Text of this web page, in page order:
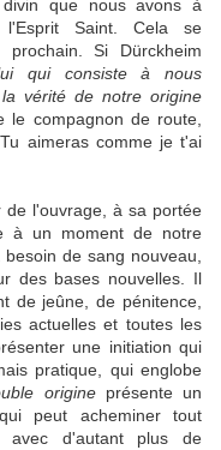
que nous avons à
l'Esprit Saint. Cela se
Si Dürckheim
qui consiste à nous
vérité de notre origine
le compagnon de route,
aimeras comme je t'ai
de l'ouvrage, à sa portée
à un moment de notre
de sang nouveau,
des bases nouvelles. Il
de jeûne, de pénitence,
actuelles et toutes les
une initiation qui
pratique, qui englobe
origineprésente un
peut acheminer tout
avec d'autant plus de